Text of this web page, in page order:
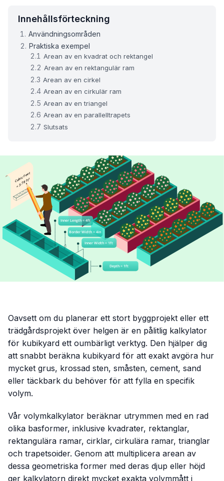
Innehållsförteckning
Användningsområden
Praktiska exempel
Arean av en kvadrat och rektangel
Arean av en rektangulär ram
Arean av en cirkel
Arean av en cirkulär ram
Arean av en triangel
Arean av en parallelltrapets
Slutsats
Oavsett om du planerar ett stort byggprojekt eller ett
trädgårdsprojekt över helgen är en pålitlig kalkylator
för kubikyard ett oumbärligt verktyg. Den hjälper dig
att snabbt beräkna kubikyard för att exakt avgöra hur
mycket grus, krossad sten, småsten, cement, sand
eller täckbark du behöver för att fylla en specifik
volym.
Vår volymkalkylator beräknar utrymmen med en rad
olika basformer, inklusive kvadrater, rektanglar,
rektangulära ramar, cirklar, cirkulära ramar, trianglar
och trapetsoider. Genom att multiplicera arean av
dessa geometriska former med deras djup eller höjd
ger kalkylatorn direkt mycket exakta volymmått i